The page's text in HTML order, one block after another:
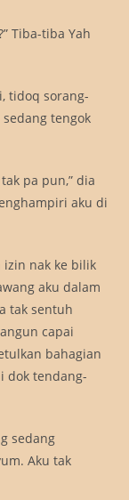
Tiba-tiba Yah
tidoq sorang-
tengok
pa pun,” dia
aku di
izin nak ke bilik
aku dalam
tak sentuh
capai
bahagian
dok tendang-
sedang
Aku tak